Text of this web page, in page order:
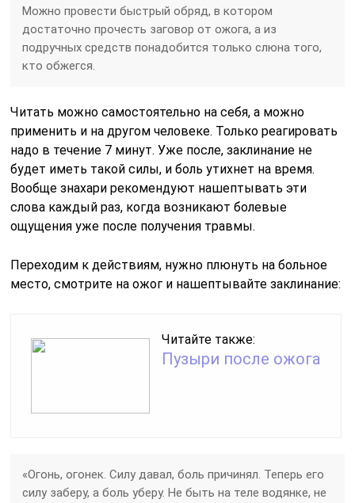
Можно провести быстрый обряд, в котором
достаточно прочесть заговор от ожога, а из
подручных средств понадобится только слюна того,
кто обжегся.
Читать можно самостоятельно на себя, а можно
применить и на другом человеке. Только реагировать
надо в течение 7 минут. Уже после, заклинание не
будет иметь такой силы, и боль утихнет на время.
Вообще знахари рекомендуют нашептывать эти
слова каждый раз, когда возникают болевые
ощущения уже после получения травмы.
Переходим к действиям, нужно плюнуть на больное
место, смотрите на ожог и нашептывайте заклинание:
Читайте также:
Пузыри после ожога
«Огонь, огонек. Силу давал, боль причинял. Теперь его
силу заберу, а боль уберу. Не быть на теле водянке, не